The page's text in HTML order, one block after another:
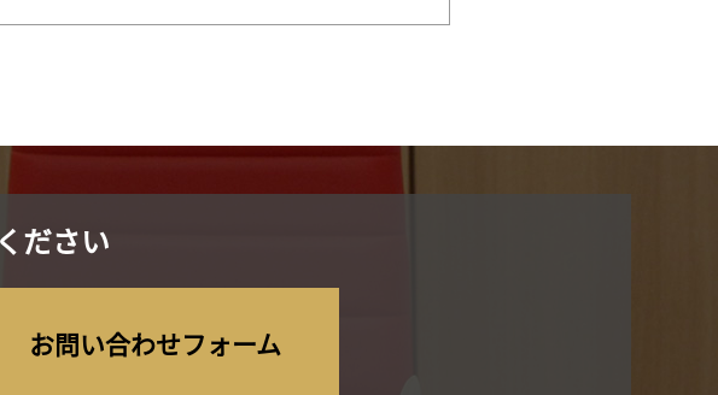
ださい
お問い合わせフォーム